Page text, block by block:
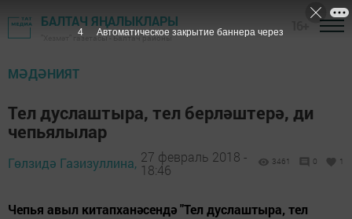
БАЛТАЧ ЯҢАЛЫКЛАРЫ
"Хезмәт" газетасы - Балтач районы
МӘДӘНИЯТ
Тел дуслаштыра, тел берләштерә, ди
чепьялылар
Гөлзидә Газизуллина, 27 февраль 2018 -
18:46
3461 0 1
Чепья авыл китапханәсендә "Тел дуслаштыра, тел
3 Автоматическое закрытие баннера через